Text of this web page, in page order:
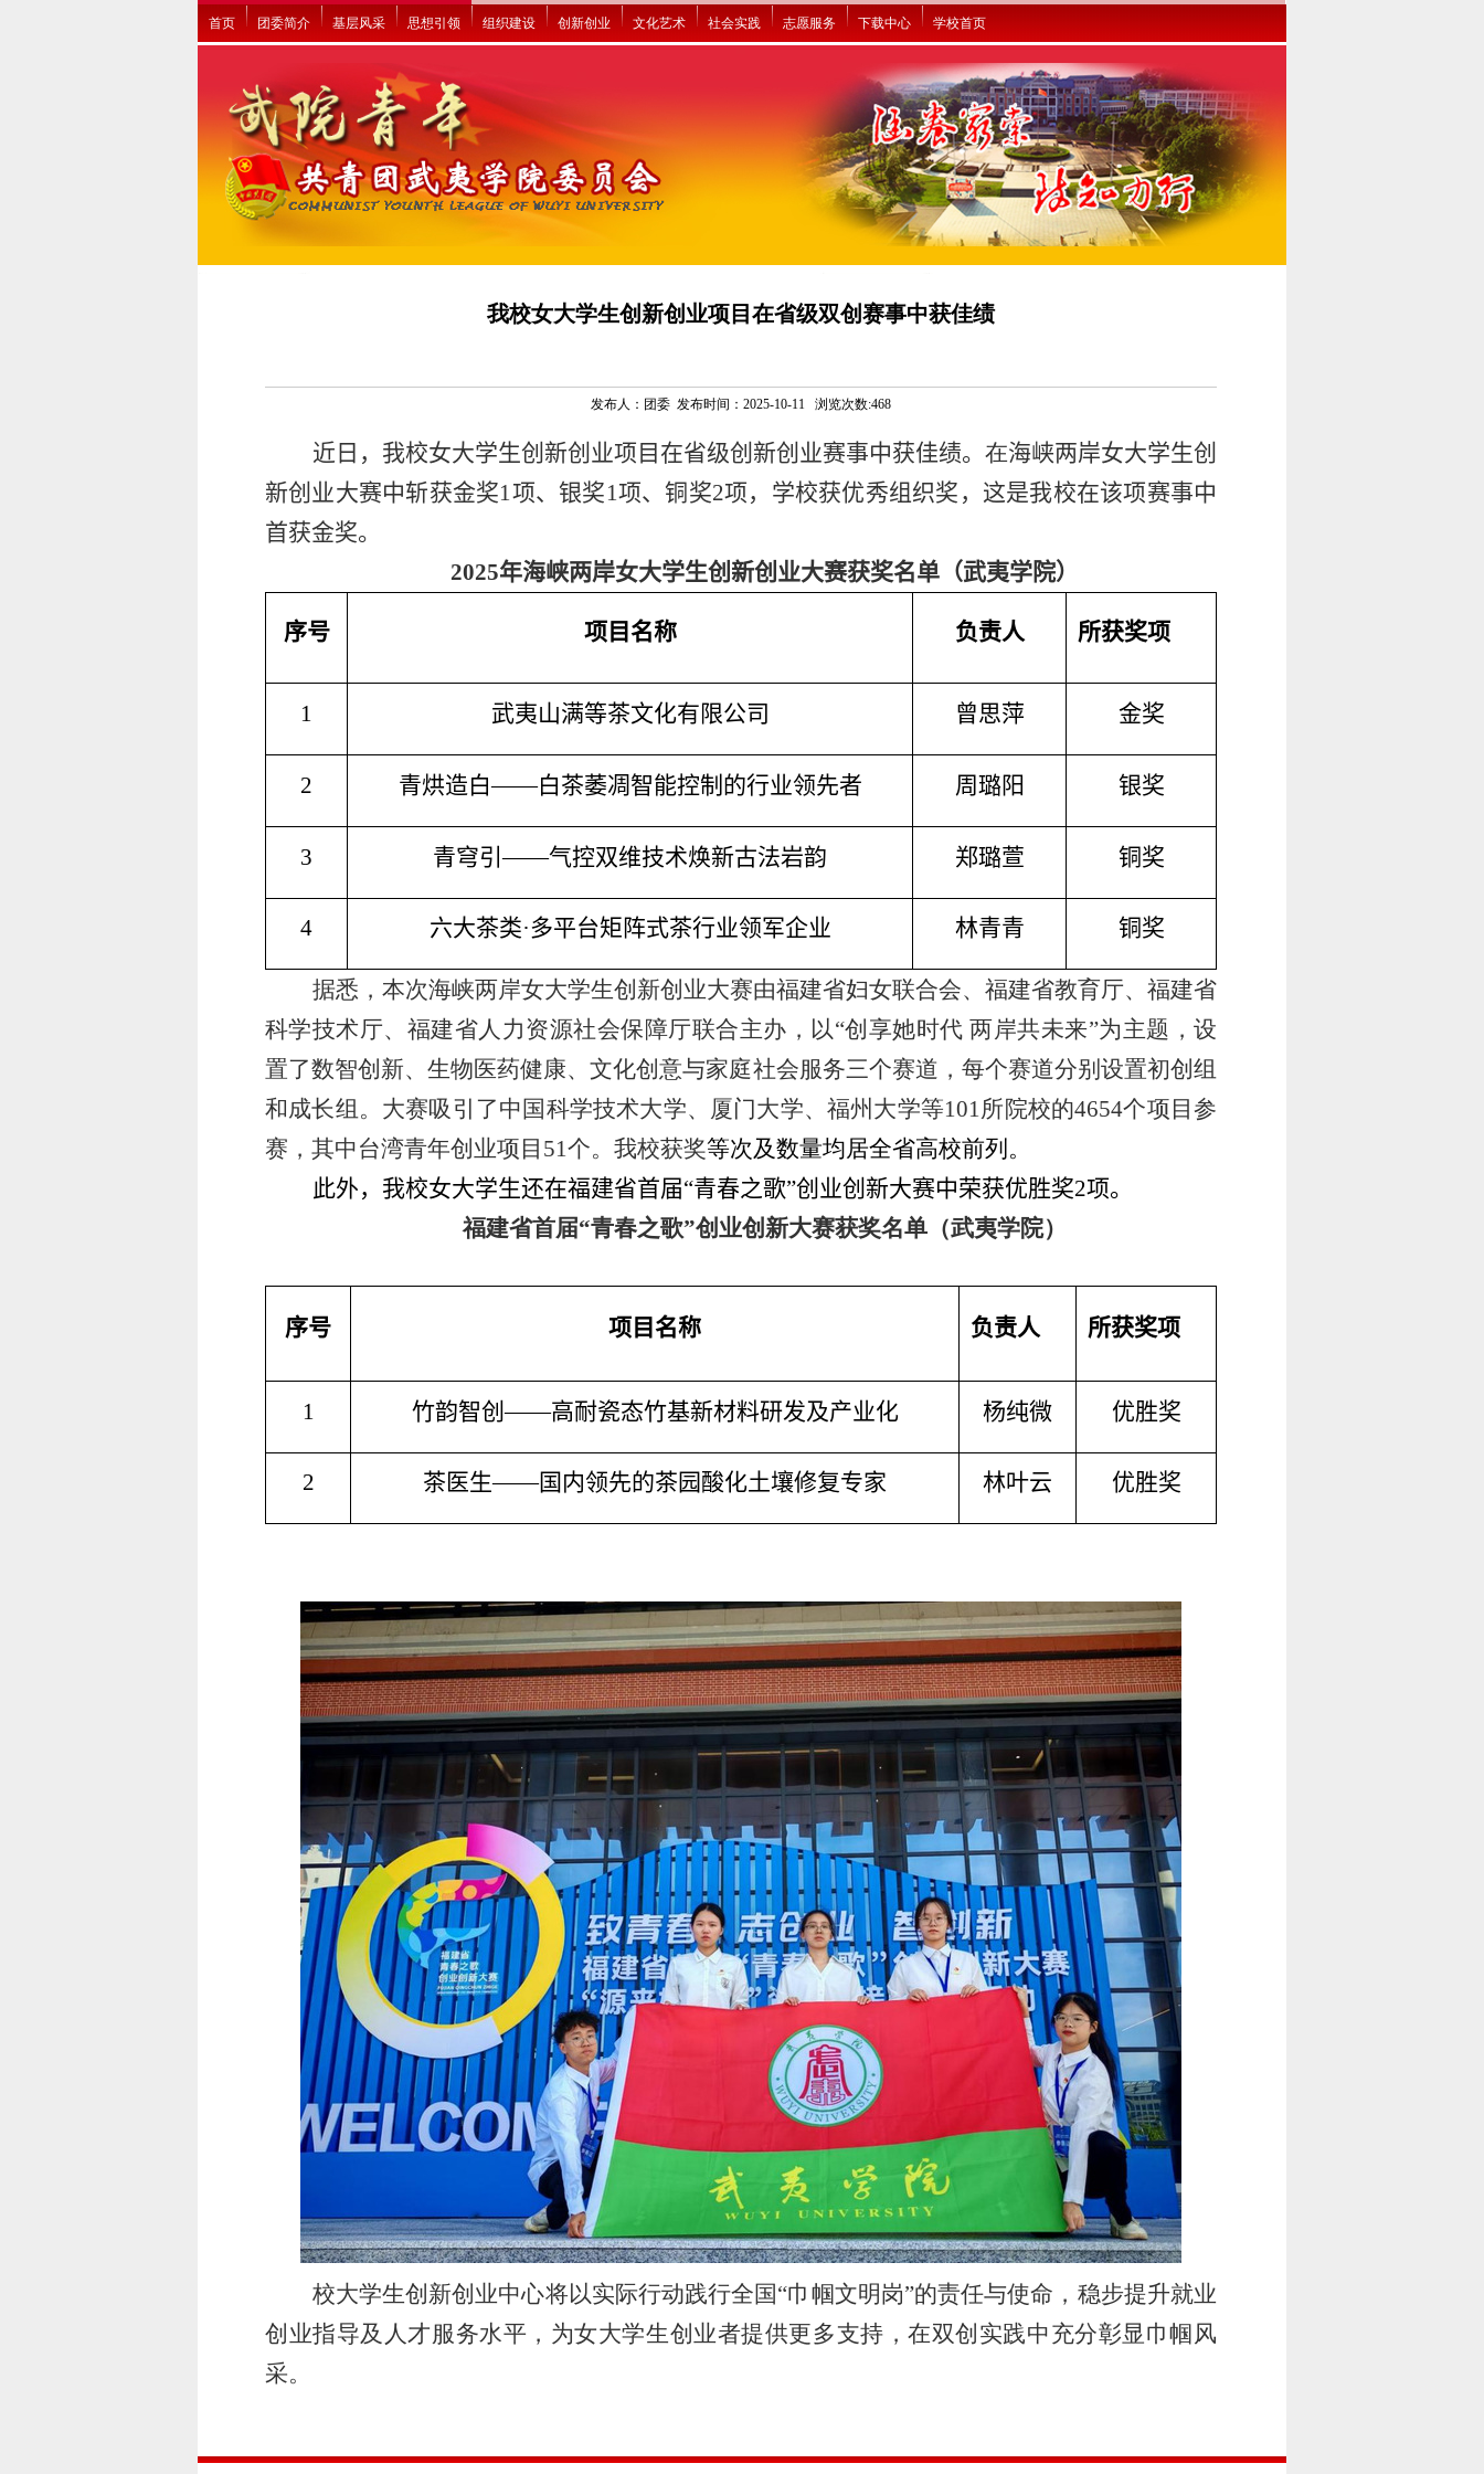
首页 团委简介 基层风采 思想引领 组织建设 创新创业 文化艺术 社会实践 志愿服务 下载中心 学校首页
我校女大学生创新创业项目在省级双创赛事中获佳绩
发布人：团委 发布时间：2025-10-11 浏览次数:468
近日，我校女大学生创新创业项目在省级创新创业赛事中获佳绩。 在海峡两岸女大学生创
新创业大赛中斩获金奖1项、银奖1项、铜奖2项，学校获优秀组织奖，这是我校在该项赛事中
首获金奖。
2025年海峡两岸女大学生创新创业大赛获奖名单（武夷学院）
序号 项目名称 负责人 所获奖项
1 武夷山满等茶文化有限公司 曾思萍 金奖
2 青烘造白——白茶萎凋智能控制的行业领先者 周璐阳 银奖
3 青穹引——气控双维技术焕新古法岩韵 郑璐萱 铜奖
4 六大茶类·多平台矩阵式茶行业领军企业 林青青 铜奖
据悉，本次海峡两岸女大学生创新创业大赛由福建省妇女联合会、福建省教育厅、福建省
科学技术厅、福建省人力资源社会保障厅联合主办，以“创享她时代 两岸共未来”为主题，设
置了数智创新、生物医药健康、文化创意与家庭社会服务三个赛道，每个赛道分别设置初创组
和成长组。大赛吸引了中国科学技术大学、厦门大学、福州大学等101所院校的4654个项目参
赛，其中台湾青年创业项目51个。我校获奖等次及数量均居全省高校前列。
此外，我校女大学生还在福建省首届“青春之歌”创业创新大赛中荣获优胜奖2项。
福建省首届“青春之歌”创业创新大赛获奖名单（武夷学院）
序号 项目名称 负责人 所获奖项
1 竹韵智创——高耐瓷态竹基新材料研发及产业化 杨纯微 优胜奖
2 茶医生——国内领先的茶园酸化土壤修复专家 林叶云 优胜奖
校大学生创新创业中心将以实际行动践行全国“巾帼文明岗”的责任与使命，稳步提升就业
创业指导及人才服务水平，为女大学生创业者提供更多支持，在双创实践中充分彰显巾帼风
采。